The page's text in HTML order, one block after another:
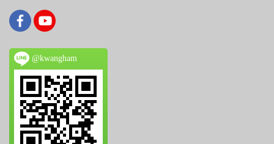
@kwangham